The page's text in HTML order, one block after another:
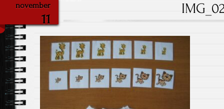
november
11